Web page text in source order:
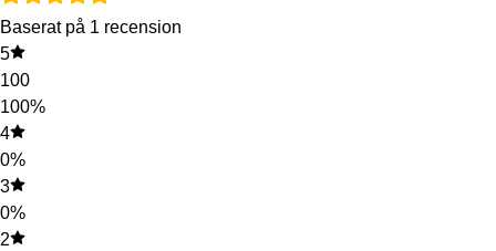
Baserat på 1 recension
5
100
100%
4
0%
3
0%
2